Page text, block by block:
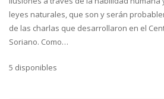
leyes naturales, que son y serán
de las charlas que desarrollaron en el
Soriano. Como…
5 disponibles